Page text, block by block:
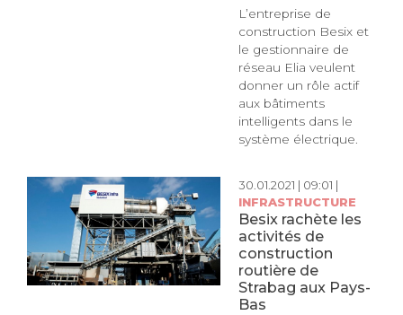
L’entreprise de
construction Besix et
le gestionnaire de
réseau Elia veulent
donner un rôle actif
aux bâtiments
intelligents dans le
système électrique.
30.01.2021 | 09:01 |
INFRASTRUCTURE
Besix rachète les
activités de
construction
routière de
Strabag aux Pays-
Bas